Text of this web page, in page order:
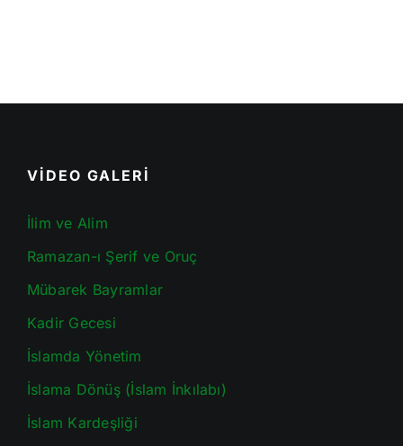
VİDEO GALERİ
İlim ve Alim
Ramazan-ı Şerif ve Oruç
Mübarek Bayramlar
Kadir Gecesi
İslamda Yönetim
İslama Dönüş (İslam İnkılabı)
İslam Kardeşliği